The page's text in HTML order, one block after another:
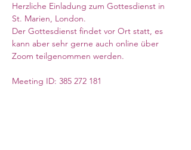
Herzliche Einladung zum Gottesdienst in
St. Marien, London.
Der Gottesdienst findet vor Ort statt, es
kann aber sehr gerne auch online über
Zoom teilgenommen werden.
Meeting ID: 385 272 181